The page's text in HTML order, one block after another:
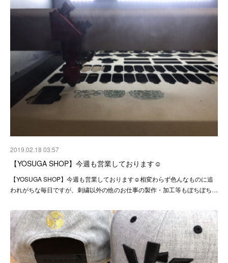
2019.02.18 03:57
【YOSUGA SHOP】今週も営業しております☺︎
【YOSUGA SHOP】今週も営業しております☺︎相変わらず色んなものに追
われがちな毎日ですが、刺繍以外の他のお仕事の製作・加工等もぼちぼち…